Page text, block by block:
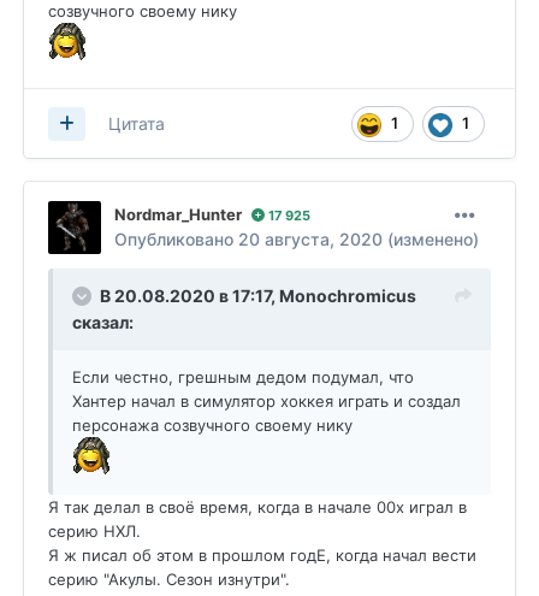
созвучного своему нику
1 1
Цитата
Nordmar_Hunter 17 925
Опубликовано 20 августа, 2020 (изменено)
В 20.08.2020 в 17:17, Monochromicus
сказал:
Если честно, грешным дедом подумал, что
Хантер начал в симулятор хоккея играть и создал
персонажа созвучного своему нику
Я так делал в своё время, когда в начале 00х играл в
серию НХЛ.
Я ж писал об этом в прошлом годЕ, когда начал вести
серию "Акулы. Сезон изнутри".